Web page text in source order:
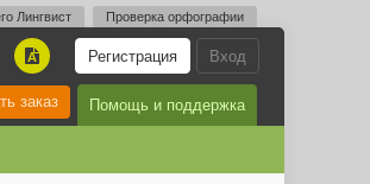
Лингвист Проверка орфографии
Вход
Регистрация
A
Помощь и поддержка
заказ